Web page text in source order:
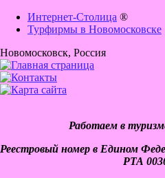
Интернет-Столица ®
Турфирмы в Новомосковске
Новомосковск, Россия
Работаем в
Реестровый номер в Едином
РТА